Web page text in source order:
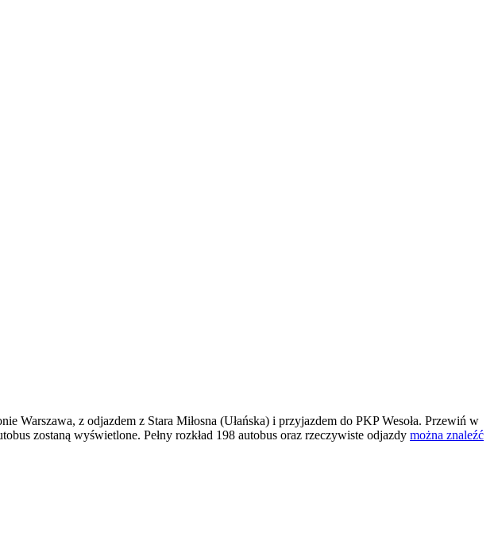
Warszawa, z odjazdem z Stara Miłosna (Ułańska) i przyjazdem do PKP Wesoła. Przewiń w
zostaną wyświetlone. Pełny rozkład 198 autobus oraz rzeczywiste odjazdy można znaleźć